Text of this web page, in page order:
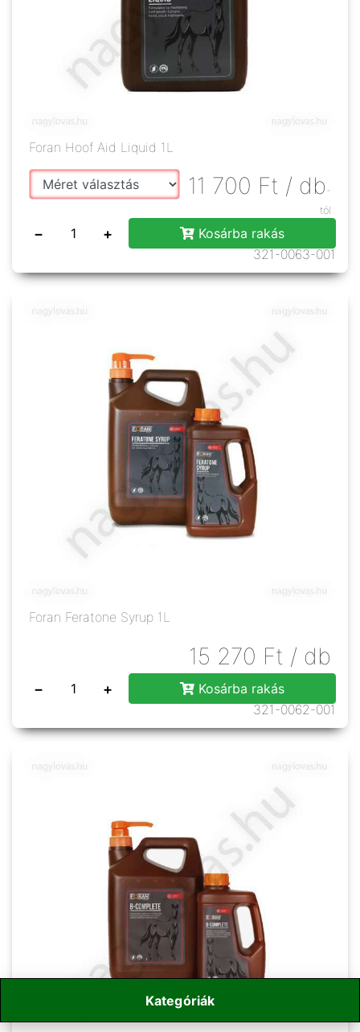
Kategóriák
Foran Hoof Aid Liquid 1L
11 700 Ft / db -
tól
− +
Kosárba rakás
321-0063-001
Foran Feratone Syrup 1L
15 270 Ft / db
− +
Kosárba rakás
321-0062-001